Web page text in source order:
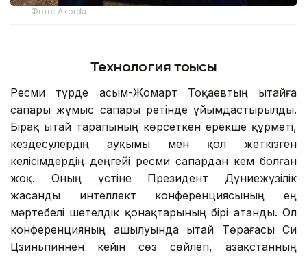
Фото: Аkorda
Технология тоғысы
Ресми түрде Қасым-Жомарт Тоқаевтың Қытайға
сапары жұмыс сапары ретінде ұйымдастырылды.
Бірақ Қытай тарапының көрсеткен ерекше құрметі,
кездесулердің ауқымы мен қол жеткізген
келісімдердің деңгейі ресми сапардан кем болған
жоқ. Оның үстіне Президент Дүниежүзілік
жасанды интеллект конференциясының ең
мәртебелі шетелдік қонақтарының бірі атанды. Ол
конференцияның ашылуында Қытай Төрағасы Си
Цзиньпиннен кейін сөз сөйлеп, Қазақстанның